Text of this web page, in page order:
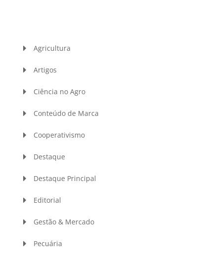
Agricultura
Artigos
Ciência no Agro
Conteúdo de Marca
Cooperativismo
Destaque
Destaque Principal
Editorial
Gestão & Mercado
Pecuária